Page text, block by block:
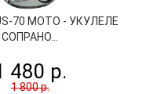
70 MOTO - УКУЛЕЛЕ
СОПРАНО...
480 р.
1 800 р.